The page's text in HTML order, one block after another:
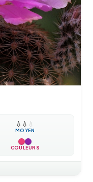
💧 💧 💧
MOYEN
COULEURS